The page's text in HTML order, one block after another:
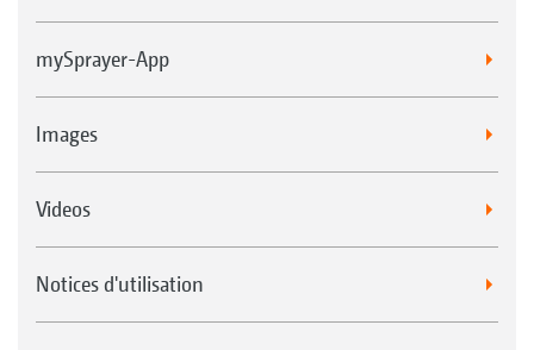
mySprayer-App
Images
Videos
Notices d'utilisation